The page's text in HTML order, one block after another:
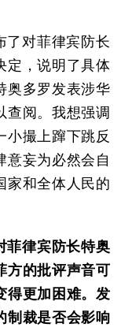
了对菲律宾防长
定，说明了具体
奥多罗发表涉华
查阅。我想强调
小撮上蹿下跳反
意妄为必然会自
家和全体人民的
菲律宾防长特奥
方的批评声音可
得更加困难。发
制裁是否会影响